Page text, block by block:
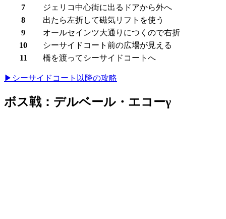
7
ジェリコ中心街に出るドアから外へ
8
出たら左折して磁気リフトを使う
9
オールセインツ大通りにつくので右折
10
シーサイドコート前の広場が見える
11
橋を渡って シーサイドコート へ
▶シーサイドコート以降の攻略
ボス戦：デルベール・エコーγ